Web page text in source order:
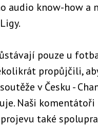
audio know-how a
pouze u
propůjčili,
v Česku -
Naši
také